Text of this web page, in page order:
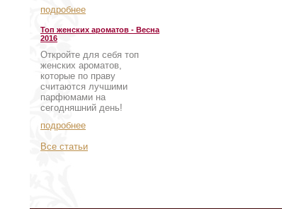
подробнее
Топ женских ароматов - Весна
2016
Откройте для себя топ
женских ароматов,
которые по праву
считаются лучшими
парфюмами на
сегодняшний день!
подробнее
Все статьи